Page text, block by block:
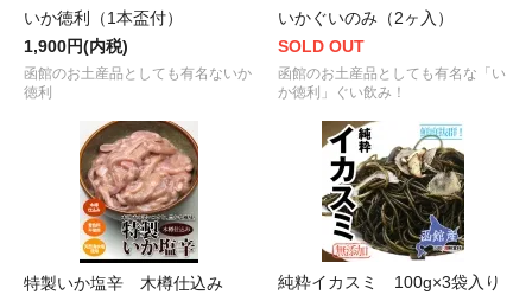
いか徳利（1本盃付）
1,900円(内税)
函館のお土産品としても有名ないか
徳利
いかぐいのみ（2ヶ入）
SOLD OUT
函館のお土産品としても有名な「い
か徳利」ぐい飲み！
特製いか塩辛 木樽仕込み
純粋イカスミ 100g×3袋入り